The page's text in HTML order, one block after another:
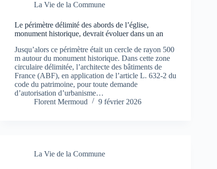
La Vie de la Commune
Le périmètre délimité des abords de l’église,
monument historique, devrait évoluer dans un an
Jusqu’alors ce périmètre était un cercle de rayon 500
m autour du monument historique. Dans cette zone
circulaire délimitée, l’architecte des bâtiments de
France (ABF), en application de l’article L. 632-2 du
code du patrimoine, pour toute demande
d’autorisation d’urbanisme…
Florent Mermoud
9 février 2026
La Vie de la Commune